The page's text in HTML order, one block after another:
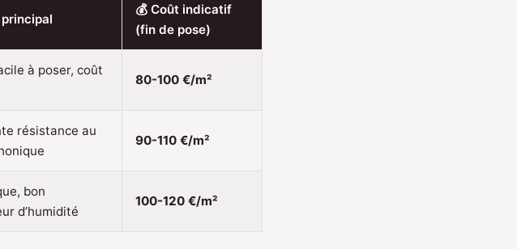
principal
💰 Coût indicatif
(fin de pose)
à poser, coût
80-100 €/m²
résistance au
90-110 €/m²
bon
d’humidité
100-120 €/m²